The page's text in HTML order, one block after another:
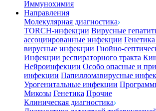
Иммунохимия
Направления
Молекулярная диагностика
TORCH-инфекции Вирусные
ассоциированные инфекции
вирусные инфекции Гнойно-
Инфекции респираторного тракта
Нейроинфекции Особо опасные и
инфекции Папилломавирусные
Урогенитальные инфекции
Микозы Генетика Прочие
Клиническая диагностика